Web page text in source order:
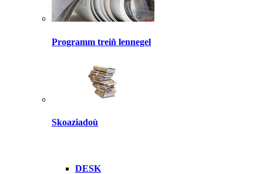
Programm treiñ lennegel
Skoaziadoù
DESK